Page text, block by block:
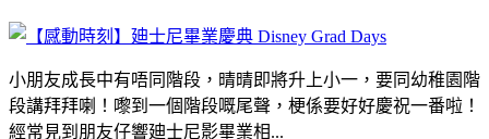
小朋友成長中有唔同階段，晴晴即將升上小一，要同幼稚園階
段講拜拜喇！嚟到一個階段嘅尾聲，梗係要好好慶祝一番啦！
經常見到朋友仔響廸士尼影畢業相...